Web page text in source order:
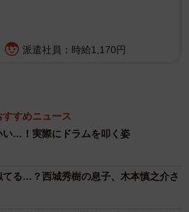
派遣社員：時給1,170円
すすめニュース
い…！実際にドラムを叩く姿
てる…？西城秀樹の息子、木本慎之介さ